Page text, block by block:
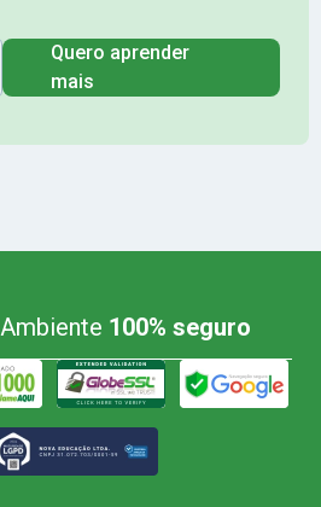
Quero aprender
mais
Ambiente 100% seguro